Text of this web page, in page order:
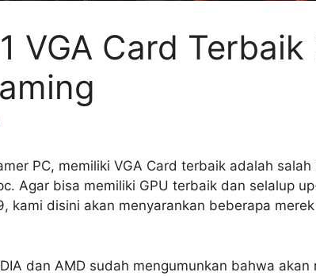
VGA Card Terbaik
PC, memiliki VGA Card terbaik adalah
Agar bisa memiliki GPU terbaik dan selalup
kami disini akan menyarankan beberapa
dan AMD sudah mengumunkan bahwa akan